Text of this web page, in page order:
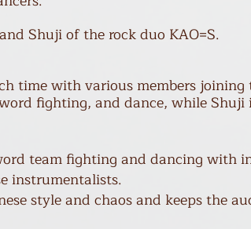
Shuji of the rock duo KAO=S.
time with various members joining
fighting, and dance, while Shuji
team fighting and dancing with
instrumentalists.
style and chaos and keeps the